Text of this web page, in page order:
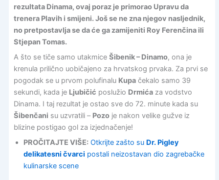
rezultata Dinama, ovaj poraz je primorao Upravu da
trenera Plavih i smijeni. Još se ne zna njegov nasljednik,
no pretpostavlja se da će ga zamijeniti Roy Ferenčina ili
Stjepan Tomas.
A što se tiče samo utakmice Šibenik – Dinamo, ona je
krenula prilično uobičajeno za hrvatskog prvaka. Za prvi se
pogodak se u prvom polufinalu Kupačekalo samo 39
sekundi, kada je Ljubičić poslužio Drmićaza vodstvo
Dinama. I taj rezultat je ostao sve do 72. minute kada su
Šibenčani su uzvratili – Pozoje nakon velike gužve iz
blizine postigao gol za izjednačenje!
PROČITAJTE VIŠE: Otkrijte zašto su Dr. Pigley
delikatesni čvarci postali neizostavan dio zagrebačke
kulinarske scene